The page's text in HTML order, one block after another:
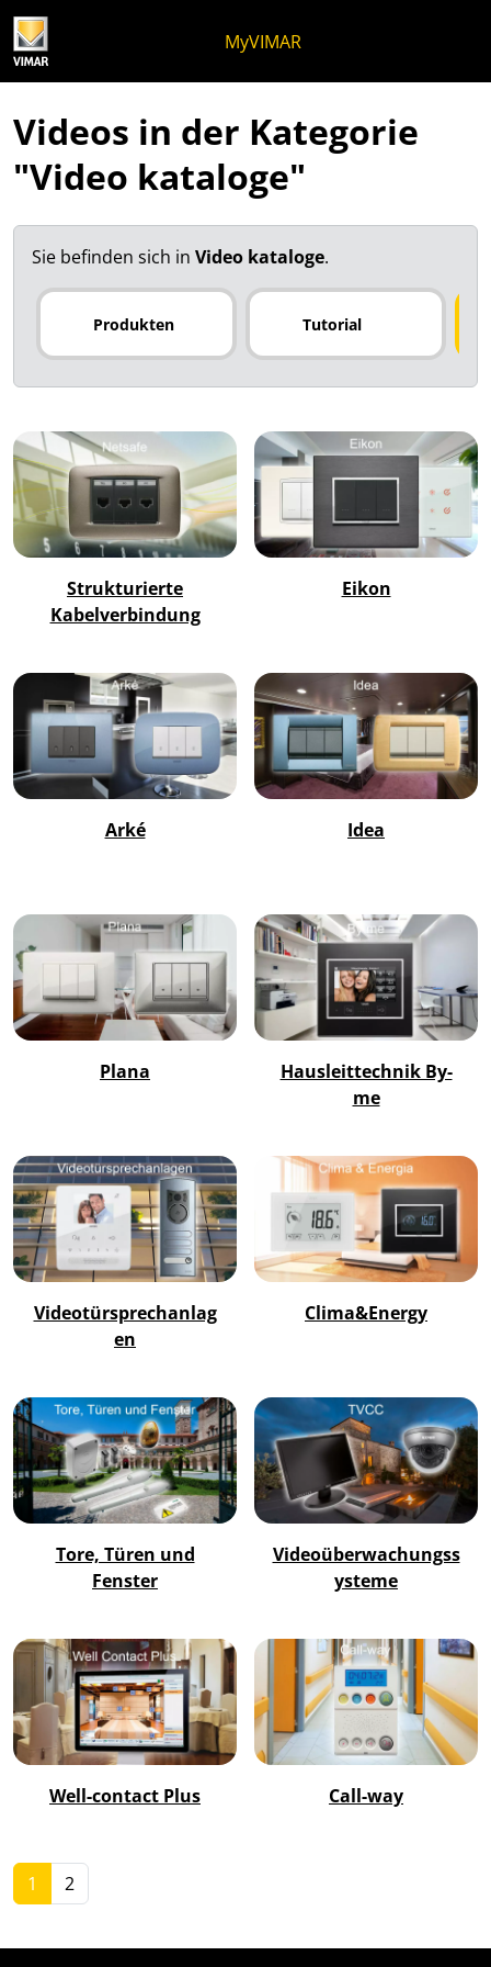
MyVIMAR
Videos in der Kategorie
"Video kataloge"
Sie befinden sich in Video kataloge.
Produkten Tutorial
Strukturierte
Kabelverbindung
Eikon
Arké Idea
Plana
Hausleittechnik By-
me
Videotürsprechanlag
en
Clima&Energy
Tore, Türen und
Fenster
Videoüberwachungss
ysteme
Well-contact Plus Call-way
1 2